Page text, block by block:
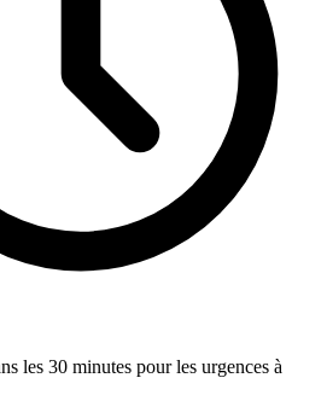
les 30 minutes pour les urgences à